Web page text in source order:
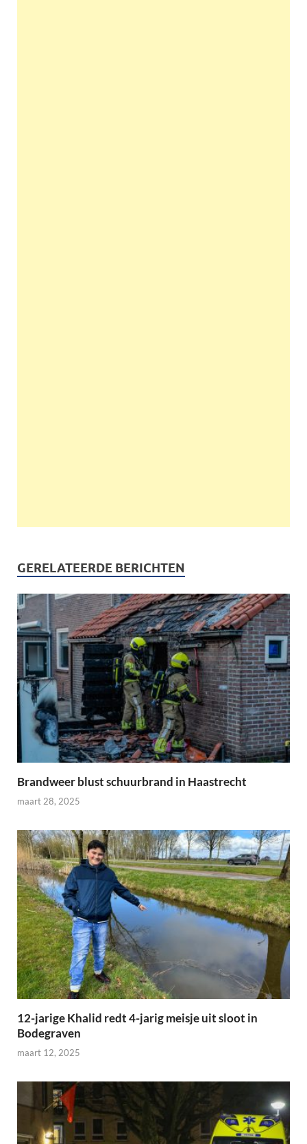
GERELATEERDE BERICHTEN
Brandweer blust schuurbrand in Haastrecht
maart 28, 2025
12-jarige Khalid redt 4-jarig meisje uit sloot in
Bodegraven
maart 12, 2025